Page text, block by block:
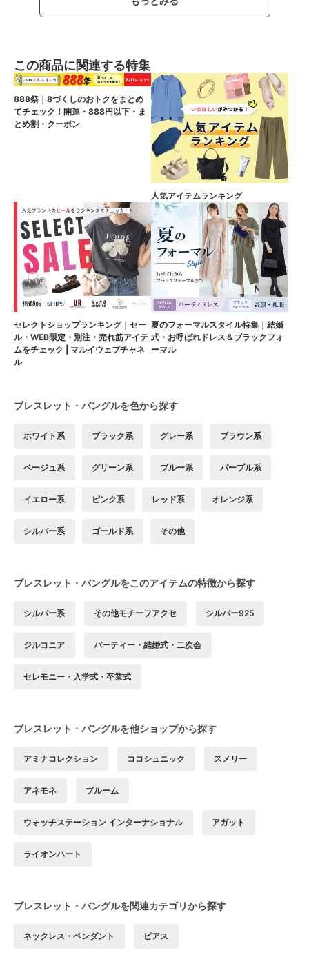
この商品に関連する特集
888祭｜8づくしのおトクをまとめ
てチェック！開運・888円以下・ま
とめ割・クーポン
人気アイテムランキング
セレクトショップランキング｜セー
ル・WEB限定・別注・売れ筋アイテ
ムをチェック | マルイウェブチャネ
ル
夏のフォーマルスタイル特集｜結婚
式・お呼ばれドレス＆ブラックフォ
ーマル
ブレスレット・バングルを色から探す
ホワイト系 ブラック系 グレー系 ブラウン系
ベージュ系 グリーン系 ブルー系 パープル系
イエロー系 ピンク系 レッド系 オレンジ系
シルバー系 ゴールド系 その他
ブレスレット・バングルをこのアイテムの特徴から探す
シルバー系 その他モチーフアクセ シルバー925
ジルコニア パーティー・結婚式・二次会
セレモニー・入学式・卒業式
ブレスレット・バングルを他ショップから探す
アミナコレクション ココシュニック スメリー
アネモネ ブルーム
ウォッチステーション インターナショナル アガット
ライオンハート
ブレスレット・バングルを関連カテゴリから探す
ネックレス・ペンダント ピアス